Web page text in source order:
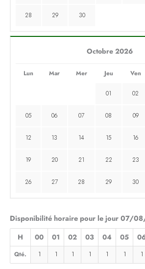
28 29 30
Octobre 2026
Lun Mar Mer Jeu Ven
01 02
05 06 07 08 09
12 13 14 15 16
19 20 21 22 23
26 27 28 29 30
Disponibilité horaire pour le jour 07/
H 00 01 02 03 04 05
Qté. 1 1 1 1 1 1 1